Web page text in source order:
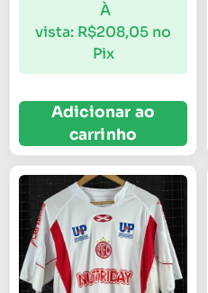
À
vista: R$208,05 no
Pix
Adicionar ao
carrinho